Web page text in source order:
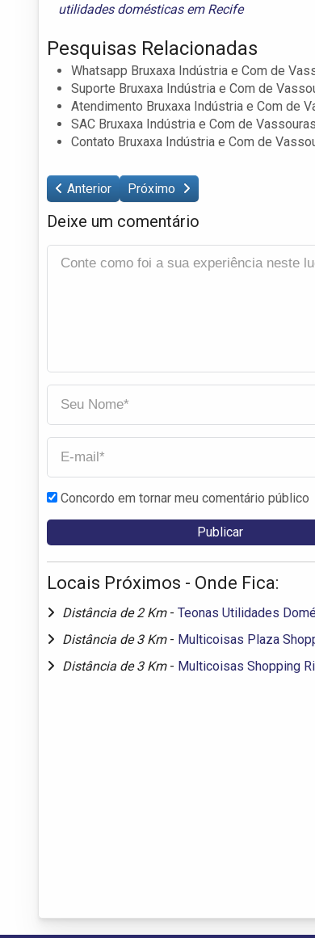
utilidades domésticas em Recife
Pesquisas Relacionadas
Whatsapp Bruxaxa Indústria e Com de
Suporte Bruxaxa Indústria e Com de
Atendimento Bruxaxa Indústria e Com de
SAC Bruxaxa Indústria e Com de
Contato Bruxaxa Indústria e Com de
Anterior Próximo
Deixe um comentário
Concordo em tornar meu comentário público
Locais Próximos - Onde Fica:
Distância de 2 Km - Teonas Utilidades
Distância de 3 Km - Multicoisas Plaza
Distância de 3 Km - Multicoisas Shopping